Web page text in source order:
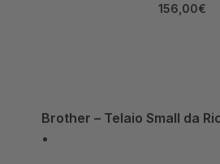
156,00€
Brother – Telaio Small da